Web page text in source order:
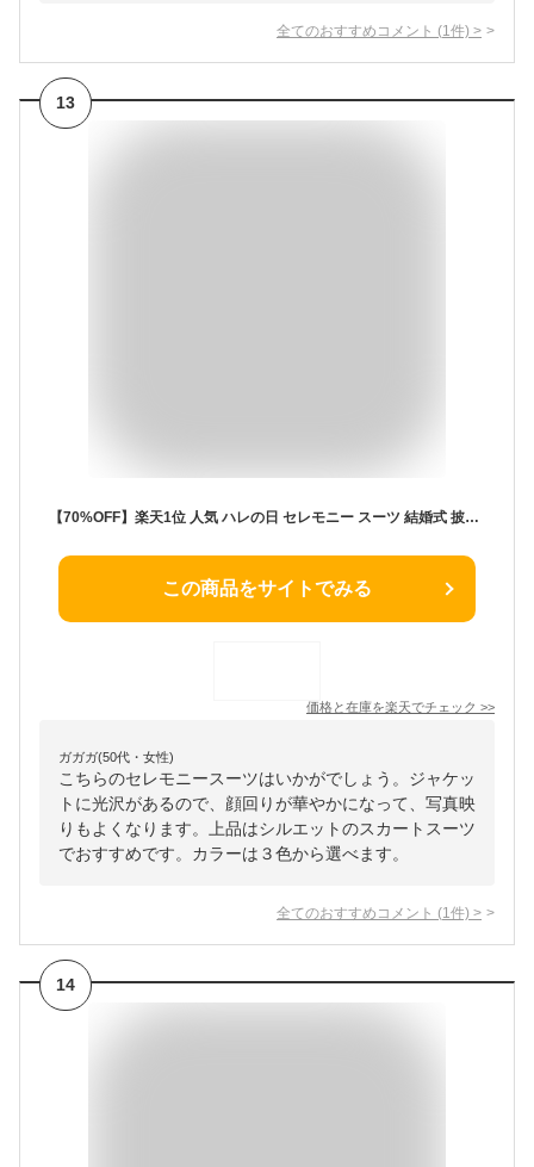
全てのおすすめコメント (1 件) >
13
【70%OFF】楽天1位 人気 ハレの日 セレモニー スーツ 結婚式 披露宴 パーティー ドレス スーツ ママ 母 母親 服装 高見え 高品質 レディース フォーマル スーツ 9号 11号 13号 サイズ お宮参り 七五三 顔合わせ ジャケット スカート 発表会 謝恩会 式典 ミセス 親族 衣装 服
この商品をサイトでみる
価格と在庫を楽天でチェック >>
ガガガ(50代・女性)
こちらのセレモニースーツはいかがでしょう。ジャケッ
トに光沢があるので、顔回りが華やかになって、写真映
りもよくなります。上品はシルエットのスカートスーツ
でおすすめです。カラーは３色から選べます。
全てのおすすめコメント (1 件) >
14